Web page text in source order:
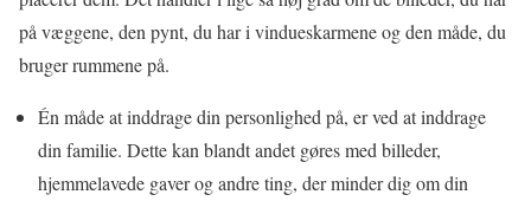
på væggene, den pynt, du har i vindueskarmene og den måde, du
bruger rummene på.
Én måde at inddrage din personlighed på, er ved at inddrage
din familie. Dette kan blandt andet gøres med billeder,
hjemmelavede gaver og andre ting, der minder dig om din